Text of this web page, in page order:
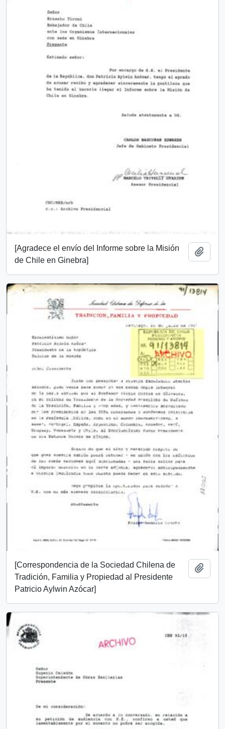
[Agradece el envío del Informe sobre la Misión
de Chile en Ginebra]
[Correspondencia de la Sociedad Chilena de
Tradición, Familia y Propiedad al Presidente
Patricio Aylwin Azócar]